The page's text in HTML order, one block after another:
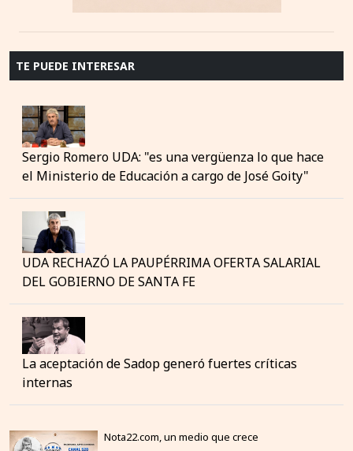
TE PUEDE INTERESAR
Sergio Romero UDA: "es una vergüenza lo que hace
el Ministerio de Educación a cargo de José Goity"
UDA RECHAZÓ LA PAUPÉRRIMA OFERTA SALARIAL
DEL GOBIERNO DE SANTA FE
La aceptación de Sadop generó fuertes críticas
internas
Nota22.com, un medio que crece